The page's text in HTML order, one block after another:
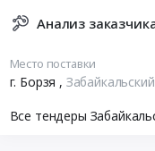
Анализ
Место поставки
г. Борзя ,
Все тендеры